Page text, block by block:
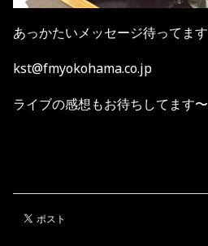
あっかたいメッセージ待ってます
kst@fmyokohama.co.jp
ライブの感想もお待ちしてます〜